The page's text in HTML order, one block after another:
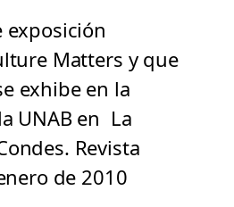
Matters y que
exhibe en la
UNAB en La
Revista
de 2010